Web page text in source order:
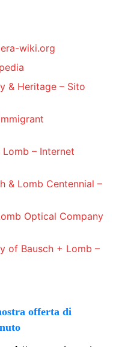
wiki.org
& Heritage – Sito
– Internet
& Lomb Centennial –
Optical Company
of Bausch + Lomb –
offerta di